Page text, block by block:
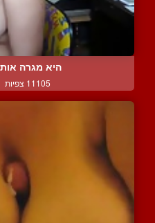
היא מגרה
11105 צפיות